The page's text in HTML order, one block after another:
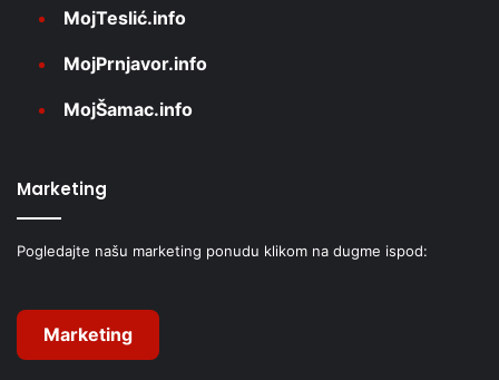
MojTeslić.info
MojPrnjavor.info
MojŠamac.info
Marketing
Pogledajte našu marketing ponudu klikom na dugme ispod:
Marketing